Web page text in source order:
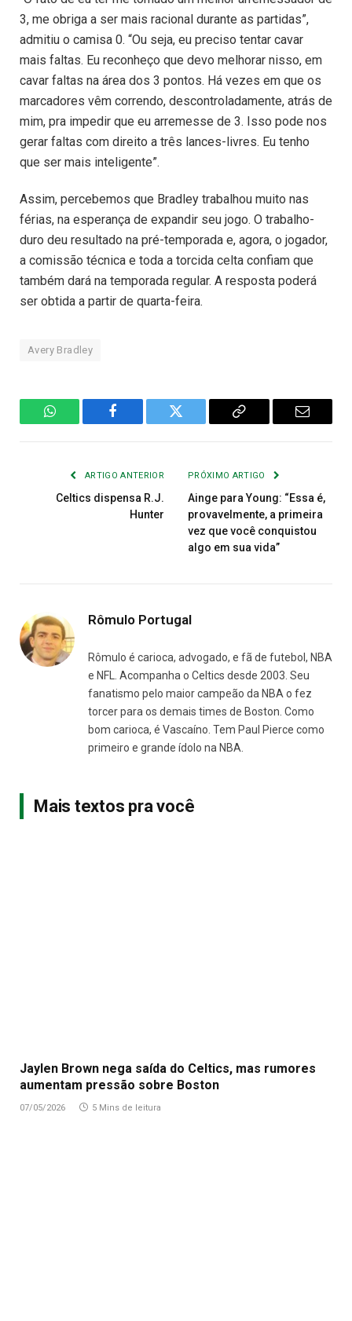
3, me obriga a ser mais racional durante as partidas”,
admitiu o camisa 0. “Ou seja, eu preciso tentar cavar
mais faltas. Eu reconheço que devo melhorar nisso, em
cavar faltas na área dos 3 pontos. Há vezes em que os
marcadores vêm correndo, descontroladamente, atrás de
mim, pra impedir que eu arremesse de 3. Isso pode nos
gerar faltas com direito a três lances-livres. Eu tenho
que ser mais inteligente”.
Assim, percebemos que Bradley trabalhou muito nas
férias, na esperança de expandir seu jogo. O trabalho-
duro deu resultado na pré-temporada e, agora, o jogador,
a comissão técnica e toda a torcida celta confiam que
também dará na temporada regular. A resposta poderá
ser obtida a partir de quarta-feira.
Avery Bradley
WhatsAppFacebook Twitter
Copiar
E-
ARTIGO ANTERIOR
Celtics dispensa R.J.
Hunter
PRÓXIMO ARTIGO
Ainge para Young: “Essa é,
provavelmente, a primeira
vez que você conquistou
algo em sua vida”
Rômulo Portugal
Rômulo é carioca, advogado, e fã de futebol, NBA
e NFL. Acompanha o Celtics desde 2003. Seu
fanatismo pelo maior campeão da NBA o fez
torcer para os demais times de Boston. Como
bom carioca, é Vascaíno. Tem Paul Pierce como
primeiro e grande ídolo na NBA.
Mais textos pra você
Jaylen Brown nega saída do Celtics, mas rumores
aumentam pressão sobre Boston
07/05/2026 5 Mins de leitura